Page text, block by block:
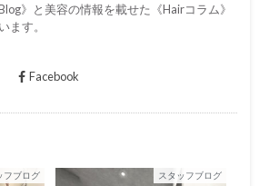
》と美容の情報を載せた《Hairコラム》
ます。
Facebook
フブログ スタッフブログ